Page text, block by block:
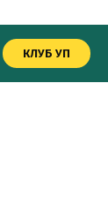
КЛУБ УП